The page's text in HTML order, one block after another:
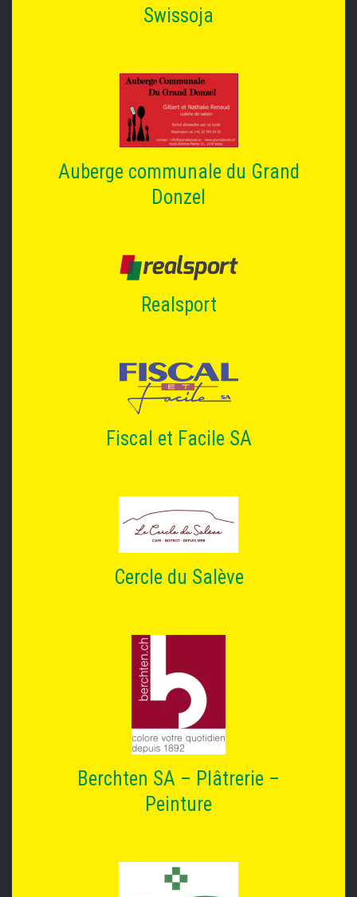
Swissoja
Auberge communale du Grand
Donzel
Realsport
Fiscal et Facile SA
Cercle du Salève
Berchten SA – Plâtrerie –
Peinture